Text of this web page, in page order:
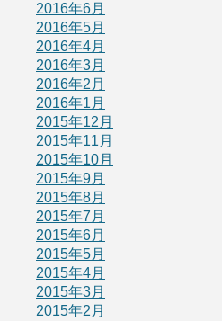
2016年6月
2016年5月
2016年4月
2016年3月
2016年2月
2016年1月
2015年12月
2015年11月
2015年10月
2015年9月
2015年8月
2015年7月
2015年6月
2015年5月
2015年4月
2015年3月
2015年2月